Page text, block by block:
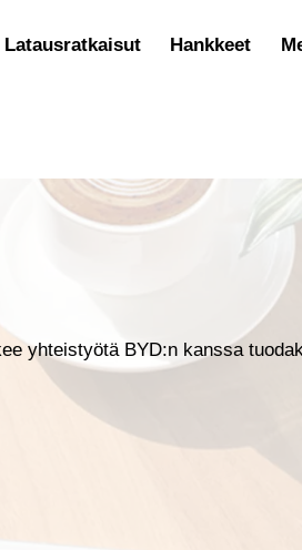
Latausratkaisut Hankkeet
yhteistyötä BYD:n kanssa